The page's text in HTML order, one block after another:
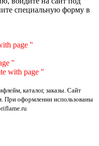
специальную форму в
page ''
''
with page ''
каталог, заказы. Сайт
При оформлении использованы